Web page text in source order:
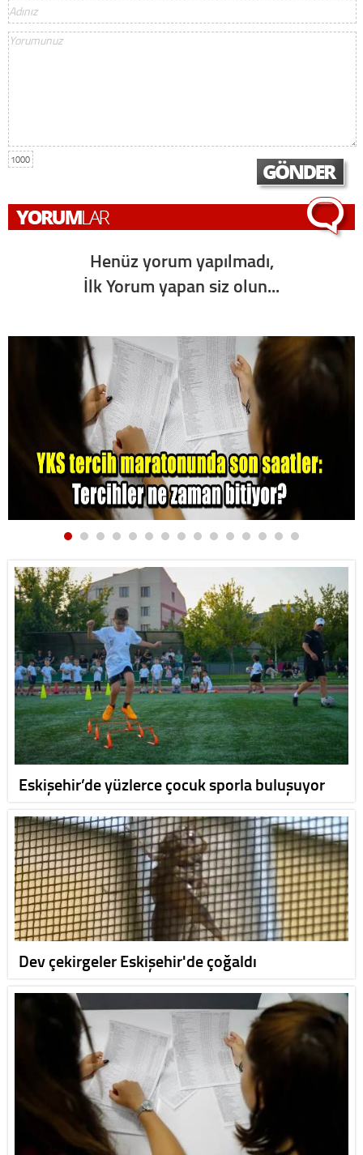
1000
Henüz yorum yapılmadı,
İlk Yorum yapan siz olun...
Eskişehir’de yüzlerce çocuk sporla buluşuyor
Dev çekirgeler Eskişehir'de çoğaldı